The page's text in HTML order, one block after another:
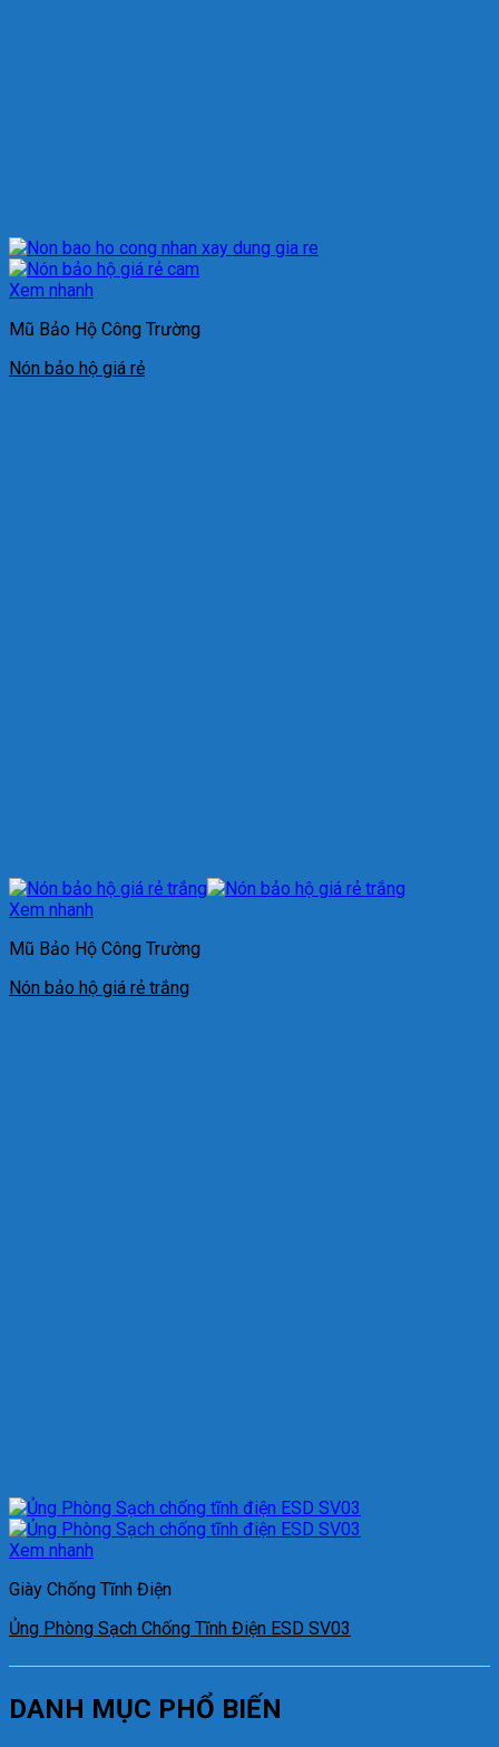
Xem nhanh
Mũ Bảo Hộ Công Trường
Nón bảo hộ giá rẻ
Xem nhanh
Mũ Bảo Hộ Công Trường
Nón bảo hộ giá rẻ trắng
Xem nhanh
Giày Chống Tĩnh Điện
Ủng Phòng Sạch Chống Tĩnh Điện ESD SV03
DANH MỤC PHỔ BIẾN